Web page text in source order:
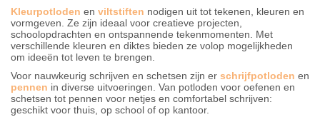
Kleurpotloden en viltstiften nodigen uit tot tekenen, kleuren en
vormgeven. Ze zijn ideaal voor creatieve projecten,
schoolopdrachten en ontspannende tekenmomenten. Met
verschillende kleuren en diktes bieden ze volop mogelijkheden
om ideeën tot leven te brengen.
Voor nauwkeurig schrijven en schetsen zijn er schrijfpotloden en
pennen in diverse uitvoeringen. Van potloden voor oefenen en
schetsen tot pennen voor netjes en comfortabel schrijven:
geschikt voor thuis, op school of op kantoor.